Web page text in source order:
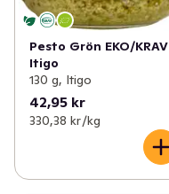
Pesto Grön EKO/KRAV
Itigo
130 g, Itigo
42,95 kr
330,38 kr /kg